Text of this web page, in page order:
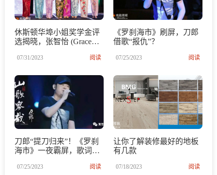
休斯顿华埠小姐奖学金评
选揭晓，张智怡 (Grace
埠小姐桂冠
07/31/2023 阅读
《罗刹海市》刷屏，刀郎
借歌“报仇”？
07/25/2023 阅读
刀郎“提刀归来”！《罗刹
海市》一夜霸屏，歌词全
07/25/2023 阅读
让你了解装修最好的地板
有几款
07/18/2023 阅读